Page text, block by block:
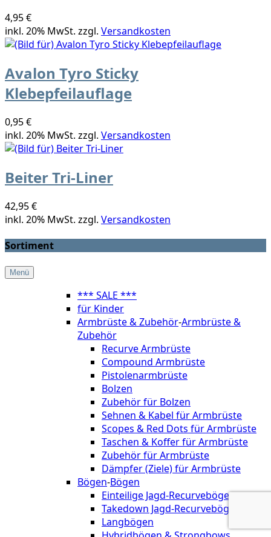
4,95 €
inkl. 20% MwSt. zzgl. Versandkosten
Avalon Tyro Sticky
Klebepfeilauflage
0,95 €
inkl. 20% MwSt. zzgl. Versandkosten
Beiter Tri-Liner
42,95 €
inkl. 20% MwSt. zzgl. Versandkosten
Sortiment
Menü
*** SALE ***
für Kinder
Armbrüste & Zubehör-Armbrüste &
Zubehör
Recurve Armbrüste
Compound Armbrüste
Pistolenarmbrüste
Bolzen
Zubehör für Bolzen
Sehnen & Kabel für Armbrüste
Scopes & Red Dots für Armbrüste
Taschen & Koffer für Armbrüste
Zubehör für Armbrüste
Dämpfer (Ziele) für Armbrüste
Bögen-Bögen
Einteilige Jagd-Recurvebögen
Takedown Jagd-Recurvebögen
Langbögen